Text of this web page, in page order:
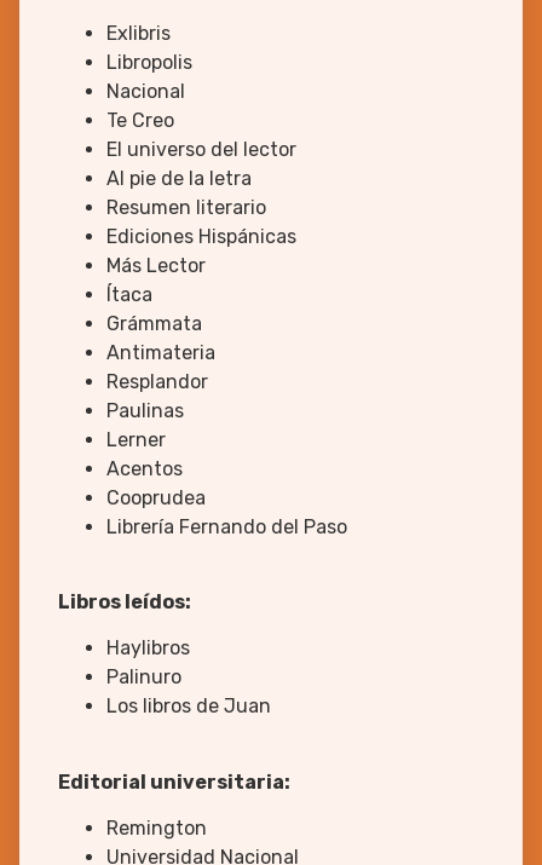
Exlibris
Libropolis
Nacional
Te Creo
El universo del lector
Al pie de la letra
Resumen literario
Ediciones Hispánicas
Más Lector
Ítaca
Grámmata
Antimateria
Resplandor
Paulinas
Lerner
Acentos
Cooprudea
Librería Fernando del Paso
Libros leídos:
Haylibros
Palinuro
Los libros de Juan
Editorial universitaria:
Remington
Universidad Nacional